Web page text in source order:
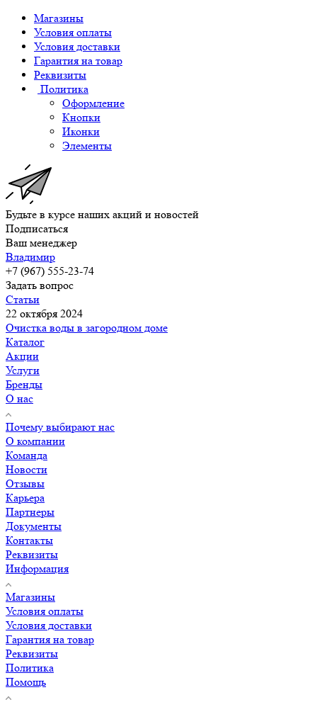
Магазины
Условия оплаты
Условия доставки
Гарантия на товар
Реквизиты
Политика
Оформление
Кнопки
Иконки
Элементы
Будьте в курсе наших акций и новостей
Подписаться
Ваш менеджер
Владимир
+7 (967) 555-23-74
Задать вопрос
Статьи
22 октября 2024
Очистка воды в загородном доме
Каталог
Акции
Услуги
Бренды
О нас
Почему выбирают нас
О компании
Команда
Новости
Отзывы
Карьера
Партнеры
Документы
Контакты
Реквизиты
Информация
Магазины
Условия оплаты
Условия доставки
Гарантия на товар
Реквизиты
Политика
Помощь